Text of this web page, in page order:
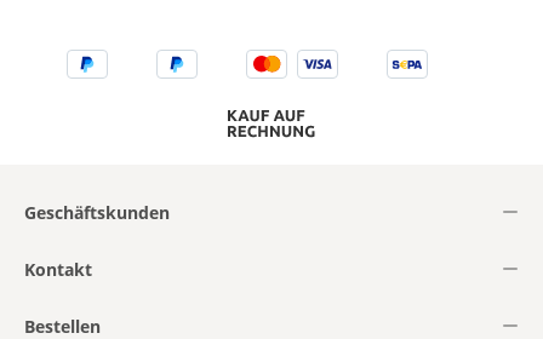
Geschäftskunden
Kontakt
Bestellen